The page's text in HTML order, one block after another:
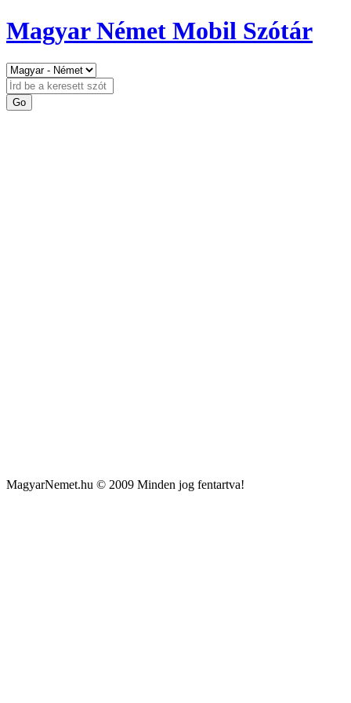
Magyar Német Mobil Szótár
MagyarNemet.hu © 2009 Minden jog fentartva!